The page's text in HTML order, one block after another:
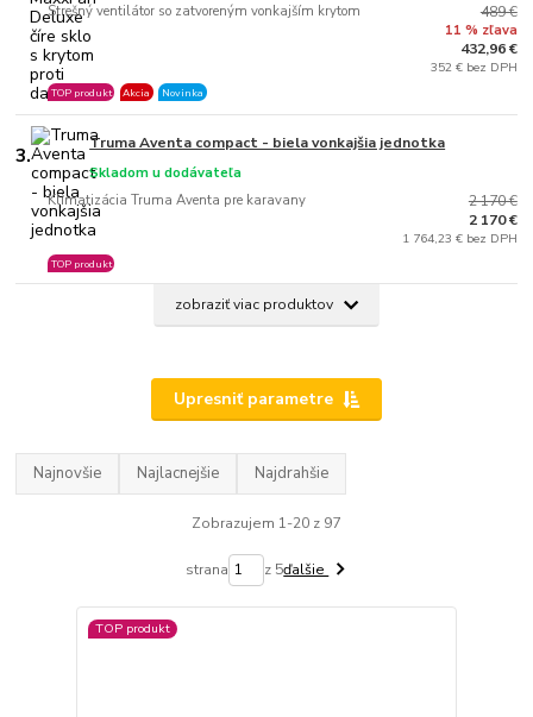
Strešný ventilátor so zatvoreným vonkajším krytom
TOP produkt Akcia Novinka
489 €
11 % zľava
432,96 €
352 € bez DPH
3. Truma Aventa compact - biela vonkajšia jednotka
Klimatizácia Truma Aventa pre karavany
Skladom u dodávateľa
TOP produkt
2 170 €
2 170 €
1 764,23 € bez DPH
zobraziť viac produktov
Upresniť parametre
Najnovšie Najlacnejšie Najdrahšie
Zobrazujem 1-20 z 97
strana z 5ďalšie
TOP produkt